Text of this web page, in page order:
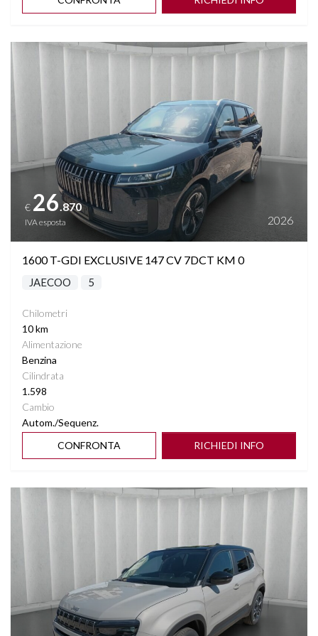
Vedi dettagli
€ 26.870
IVA esposta 2026
1600 T-GDI EXCLUSIVE 147 CV 7DCT KM 0
JAECOO 5
Chilometri
10 km
Alimentazione
Benzina
Cilindrata
1.598
Cambio
Autom./Sequenz.
CONFRONTA
RICHIEDI INFO
Vedi dettagli